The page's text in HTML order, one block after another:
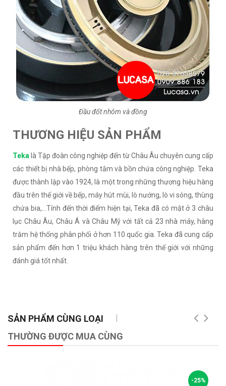
Đầu đốt nhôm và đồng
THƯƠNG HIỆU SẢN PHẨM
Teka là Tập đoàn công nghiệp đến từ Châu Âu chuyên cung cấp
các thiết bị nhà bếp, phòng tắm và bồn chứa công nghiệp. Teka
được thành lập vào 1924, là một trong những thương hiệu hàng
đầu trên thế giới về bếp, máy hút mùi, lò nướng, lò vi sóng, thùng
chứa bia,…Tính đến thời điểm hiện tại, Teka đã có mặt ở 3 châu
lục Châu Âu, Châu Á và Châu Mỹ với tất cả 23 nhà máy, hàng
trăm hệ thống phân phối ở hơn 110 quốc gia. Teka đã cung cấp
sản phẩm đến hơn 1 triệu khách hàng trên thế giới với những
đánh giá tốt nhất.
SẢN PHẨM CÙNG LOẠI
THƯỜNG ĐƯỢC MUA CÙNG
-25%